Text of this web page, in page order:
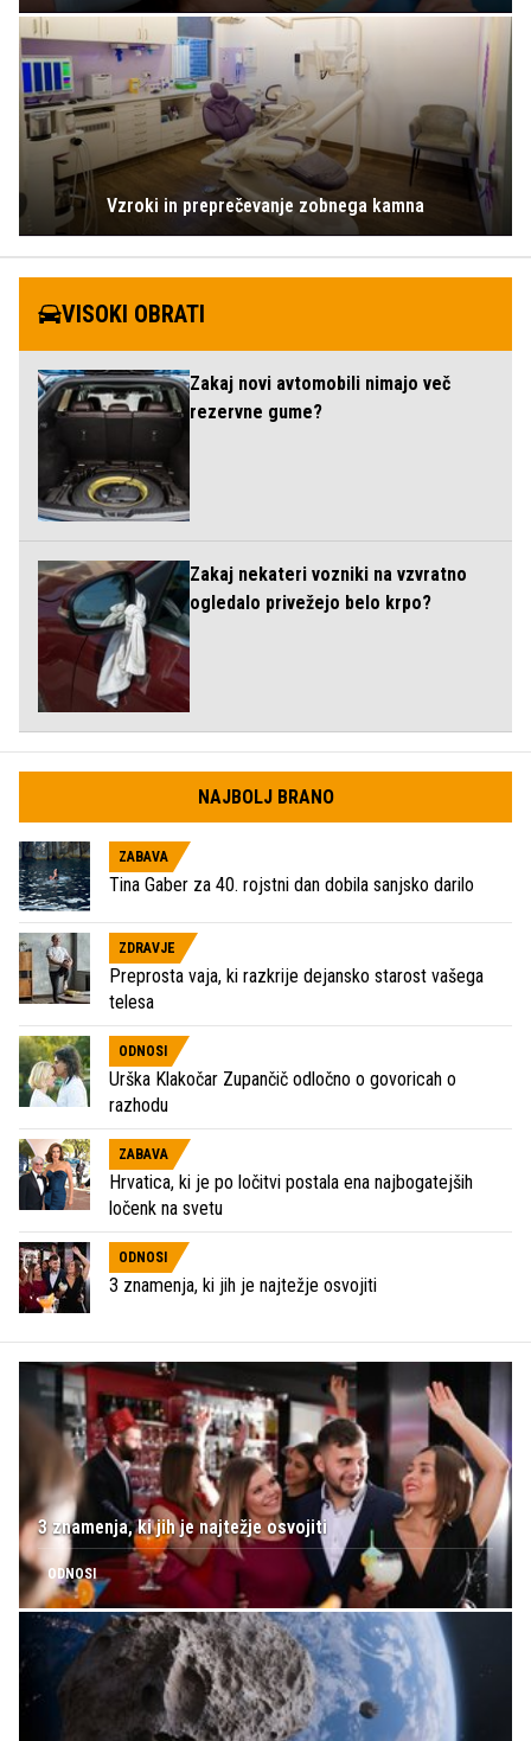
Vzroki in preprečevanje zobnega kamna
VISOKI OBRATI
Zakaj novi avtomobili nimajo več
rezervne gume?
Zakaj nekateri vozniki na vzvratno
ogledalo privežejo belo krpo?
NAJBOLJ BRANO
ZABAVA
Tina Gaber za 40. rojstni dan dobila sanjsko darilo
ZDRAVJE
Preprosta vaja, ki razkrije dejansko starost vašega
telesa
ODNOSI
Urška Klakočar Zupančič odločno o govoricah o
razhodu
ZABAVA
Hrvatica, ki je po ločitvi postala ena najbogatejših
ločenk na svetu
ODNOSI
3 znamenja, ki jih je najtežje osvojiti
3 znamenja, ki jih je najtežje osvojiti
ODNOSI